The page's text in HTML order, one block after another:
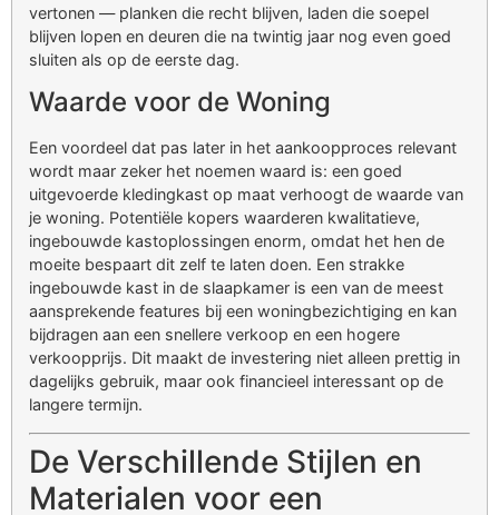
vertonen — planken die recht blijven, laden die soepel
blijven lopen en deuren die na twintig jaar nog even goed
sluiten als op de eerste dag.
Waarde voor de Woning
Een voordeel dat pas later in het aankoopproces relevant
wordt maar zeker het noemen waard is: een goed
uitgevoerde kledingkast op maat verhoogt de waarde van
je woning. Potentiële kopers waarderen kwalitatieve,
ingebouwde kastoplossingen enorm, omdat het hen de
moeite bespaart dit zelf te laten doen. Een strakke
ingebouwde kast in de slaapkamer is een van de meest
aansprekende features bij een woningbezichtiging en kan
bijdragen aan een snellere verkoop en een hogere
verkoopprijs. Dit maakt de investering niet alleen prettig in
dagelijks gebruik, maar ook financieel interessant op de
langere termijn.
De Verschillende Stijlen en
Materialen voor een